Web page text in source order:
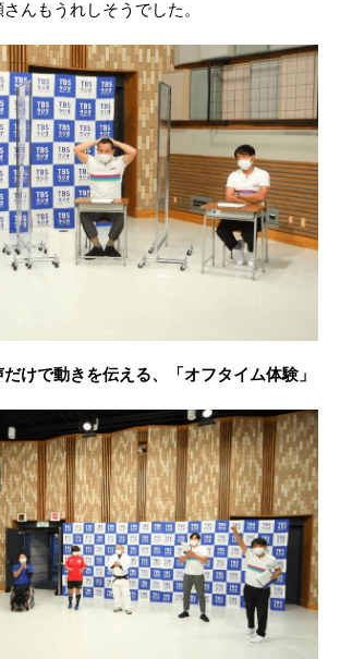
んもうれしそうでした。
けで動きを伝える、「オフタイム体験」